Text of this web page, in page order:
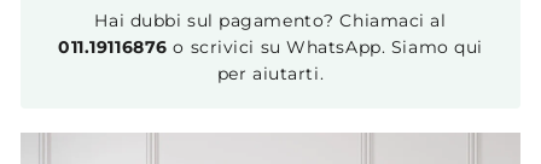
Hai dubbi sul pagamento? Chiamaci al
011.19116876 o scrivici su WhatsApp. Siamo qui
per aiutarti.